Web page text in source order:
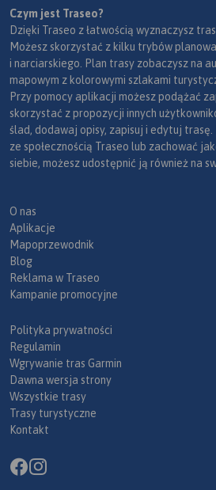
Czym jest Traseo?
Dzięki Traseo z łatwością wyznaczysz
Możesz skorzystać z kilku trybów
i narciarskiego. Plan trasy zobaczysz na
mapowym z kolorowymi szlakami
Przy pomocy aplikacji możesz podążać
skorzystać z propozycji innych
ślad, dodawaj opisy, zapisuj i edytuj
ze społecznością Traseo lub zachować
siebie, możesz udostępnić ją również na
O nas
Aplikacje
Mapoprzewodnik
Blog
Reklama w Traseo
Kampanie promocyjne
Polityka prywatności
Regulamin
Wgrywanie tras Garmin
Dawna wersja strony
Wszystkie trasy
Trasy turystyczne
Kontakt